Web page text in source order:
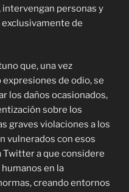
intervengan personas y
de
que, una vez
de odio, se
los daños ocasionados,
sobre los
graves violaciones a los
vulnerados con esos
Twitter a que considere
en la
creando entornos